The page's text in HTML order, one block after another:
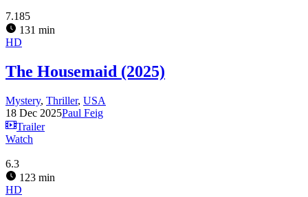
7.185
131 min
HD
The Housemaid (2025)
Mystery, Thriller, USA
18 Dec 2025Paul Feig
Trailer
Watch
6.3
123 min
HD